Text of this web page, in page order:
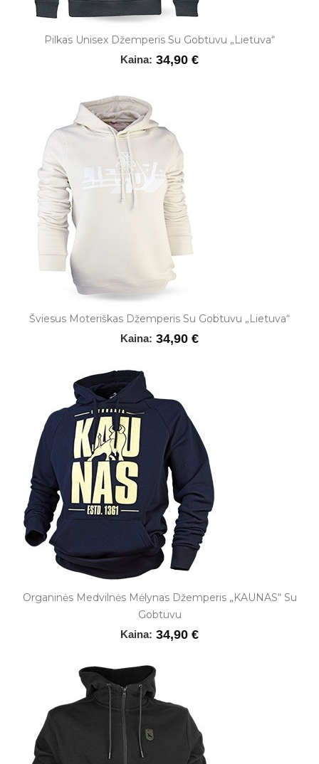
Pilkas Unisex Džemperis Su Gobtuvu „Lietuva“
Kaina: 34,90 €
Šviesus Moteriškas Džemperis Su Gobtuvu „Lietuva“
Kaina: 34,90 €
Organinės Medvilnės Mėlynas Džemperis „KAUNAS“ Su
Gobtuvu
Kaina: 34,90 €